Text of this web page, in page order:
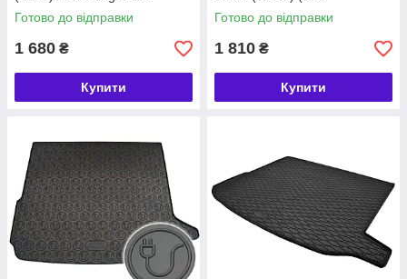
(W118), гумовий Rigum Чехія
(421057)
Готово до відправки
1 680 ₴
Купити
сабвуфера), гумовий Rigum
Чехія (421194)
Готово до відправки
1 810 ₴
Купити